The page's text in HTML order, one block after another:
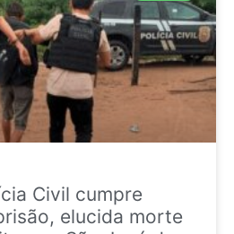
Civil cumpre
elucida morte